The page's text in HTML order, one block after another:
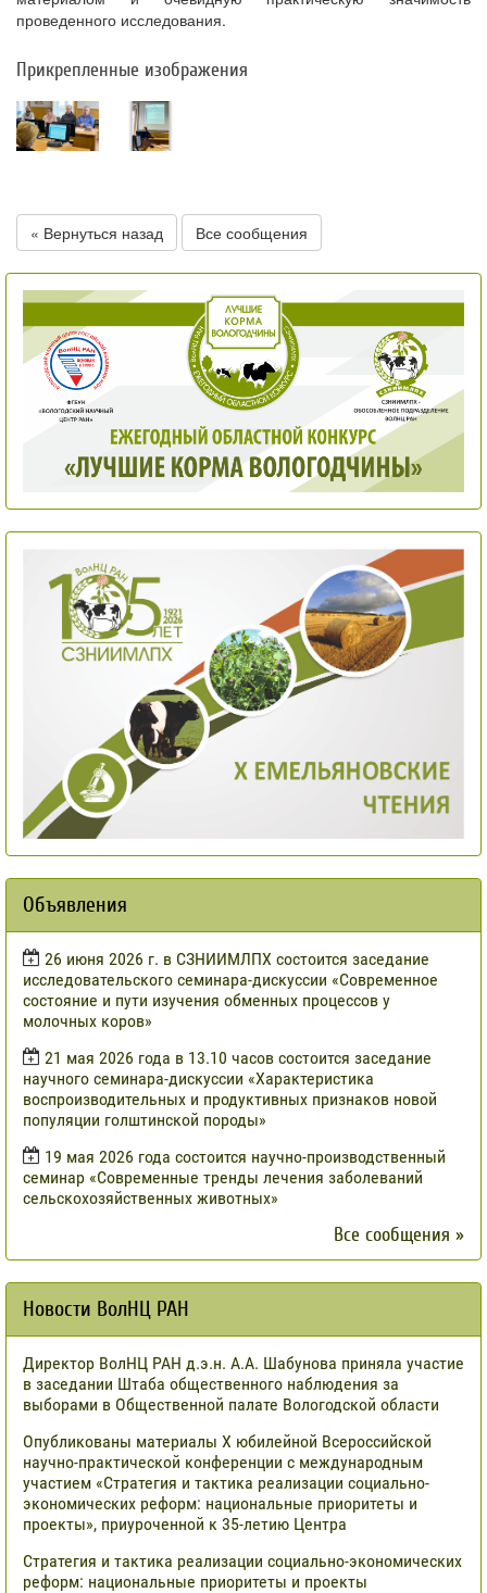
проведенного исследования.
Прикрепленные изображения
« Вернуться назад Все сообщения
Объявления
​26 июня 2026 г. в СЗНИИМЛПХ состоится заседание
исследовательского семинара-дискуссии «Современное
состояние и пути изучения обменных процессов у
молочных коров»
21 мая 2026 года в 13.10 часов состоится заседание
научного семинара-дискуссии «Характеристика
воспроизводительных и продуктивных признаков новой
популяции голштинской породы»
19 мая 2026 года состоится научно-производственный
семинар «Современные тренды лечения заболеваний
сельскохозяйственных животных»
Все сообщения »
Новости ВолНЦ РАН
Директор ВолНЦ РАН д.э.н. А.А. Шабунова приняла участие
в заседании Штаба общественного наблюдения за
выборами в Общественной палате Вологодской области
Опубликованы материалы X юбилейной Всероссийской
научно-практической конференции с международным
участием «Стратегия и тактика реализации социально-
экономических реформ: национальные приоритеты и
проекты», приуроченной к 35-летию Центра
Стратегия и тактика реализации социально-экономических
реформ: национальные приоритеты и проекты